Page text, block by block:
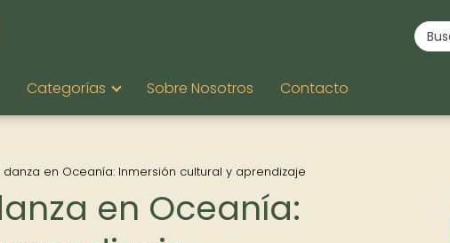
Categorías Sobre Nosotros Contacto
en Oceanía: Inmersión cultural y aprendizaje
en Oceanía: